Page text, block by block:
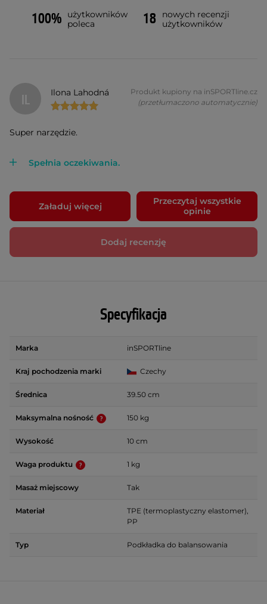
100%
użytkowników
poleca
18
nowych recenzji
użytkowników
IL Ilona Lahodná
Produkt kupiony na inSPORTline.cz
(przetłumaczono automatycznie)
Super narzędzie.
Spełnia oczekiwania.
Załaduj więcej
Przeczytaj wszystkie
opinie
Dodaj recenzję
Specyfikacja
Marka inSPORTline
Kraj pochodzenia marki Czechy
Średnica 39.50 cm
Maksymalna nośność 150 kg
Wysokość 10 cm
Waga produktu 1 kg
Masaż miejscowy Tak
Materiał
TPE (termoplastyczny elastomer),
PP
Typ Podkładka do balansowania